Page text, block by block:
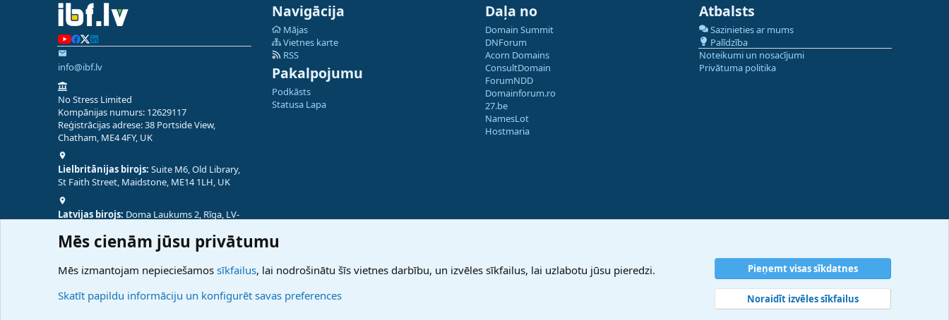
info@ibf.lv
No Stress Limited
Kompānijas numurs: 12629117
Reģistrācijas adrese: 38 Portside View,
Chatham, ME4 4FY, UK
Lielbritānijas birojs: Suite M6, Old Library,
St Faith Street, Maidstone, ME14 1LH, UK
Latvijas birojs: Doma Laukums 2, Rīga, LV-
Navigācija
Mājas
Vietnes karte
RSS
Pakalpojumu
Podkāsts
Statusa Lapa
Daļa no
Domain Summit
DNForum
Acorn Domains
ConsultDomain
ForumNDD
Domainforum.ro
27.be
NamesLot
Hostmaria
Atbalsts
Sazinieties ar mums
Palīdzība
Noteikumi un nosacījumi
Privātuma politika
Mēs cienām jūsu privātumu
Mēs izmantojam nepieciešamos sīkfailus, lai nodrošinātu šīs vietnes darbību, un izvēles sīkfailus, lai uzlabotu jūsu pieredzi.
Skatīt papildu informāciju un konfigurēt savas preferences
Pieņemt visas sīkdatnes
Noraidīt izvēles sīkfailus